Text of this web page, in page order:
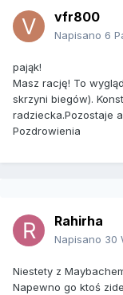
vfr800
Napisano 6
pająk!
Masz rację! To
skrzyni biegów).
radziecka.Pozostaje
Pozdrowienia
Rahirha
Napisano 30
Niestety z
Napewno go ktoś